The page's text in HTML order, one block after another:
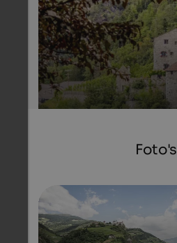
Internet Consulting - Isabel Gräber
Foto's